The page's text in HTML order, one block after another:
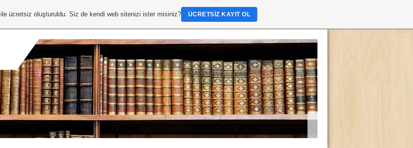
ile ücretsiz oluşturuldu. Siz de kendi web sitenizi ister misiniz? ÜCRETSIZ KAYIT OL